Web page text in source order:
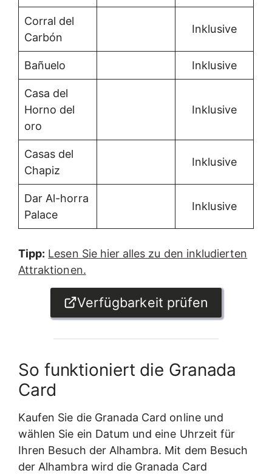
Corral del
Carbón
Inklusive
Bañuelo Inklusive
Casa del
Horno del
oro
Inklusive
Casas del
Chapiz
Inklusive
Dar Al-horra
Palace
Inklusive
Tipp: Lesen Sie hier alles zu den inkludierten
Attraktionen.
Verfügbarkeit prüfen
So funktioniert die Granada
Card
Kaufen Sie die Granada Card online und
wählen Sie ein Datum und eine Uhrzeit für
Ihren Besuch der Alhambra. Mit dem Besuch
der Alhambra wird die Granada Card